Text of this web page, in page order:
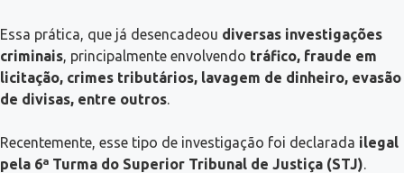
Essa prática, que já desencadeou diversas investigações
criminais, principalmente envolvendo tráfico, fraude em
licitação, crimes tributários, lavagem de dinheiro, evasão
de divisas, entre outros.
Recentemente, esse tipo de investigação foi declarada ilegal
pela 6ª Turma do Superior Tribunal de Justiça (STJ).